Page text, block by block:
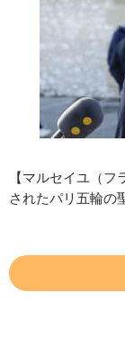
【マルセイユ（
されたパリ五輪